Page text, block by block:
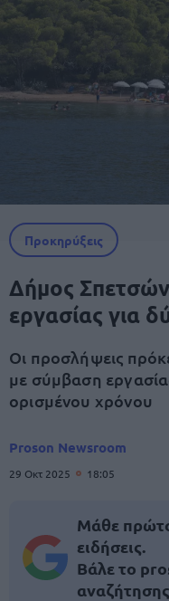
Προκηρύξεις
Δήμος
εργασίας για
Οι προσλήψεις
με σύμβαση
ορισμένου χρόνου
Proson Newsroom
29 Οκτ 2025 18:05
Μάθε
ειδήσεις.
Βάλε το